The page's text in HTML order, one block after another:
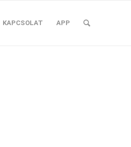
KAPCSOLAT APP